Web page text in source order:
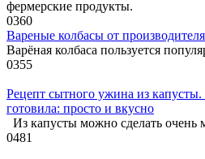
фермерские продукты.
0360
Вареные колбасы от
Варёная колбаса пользуется
0355
Рецепт сытного ужина из
готовила: просто и вкусно
Из капусты можно сделать очень
0481